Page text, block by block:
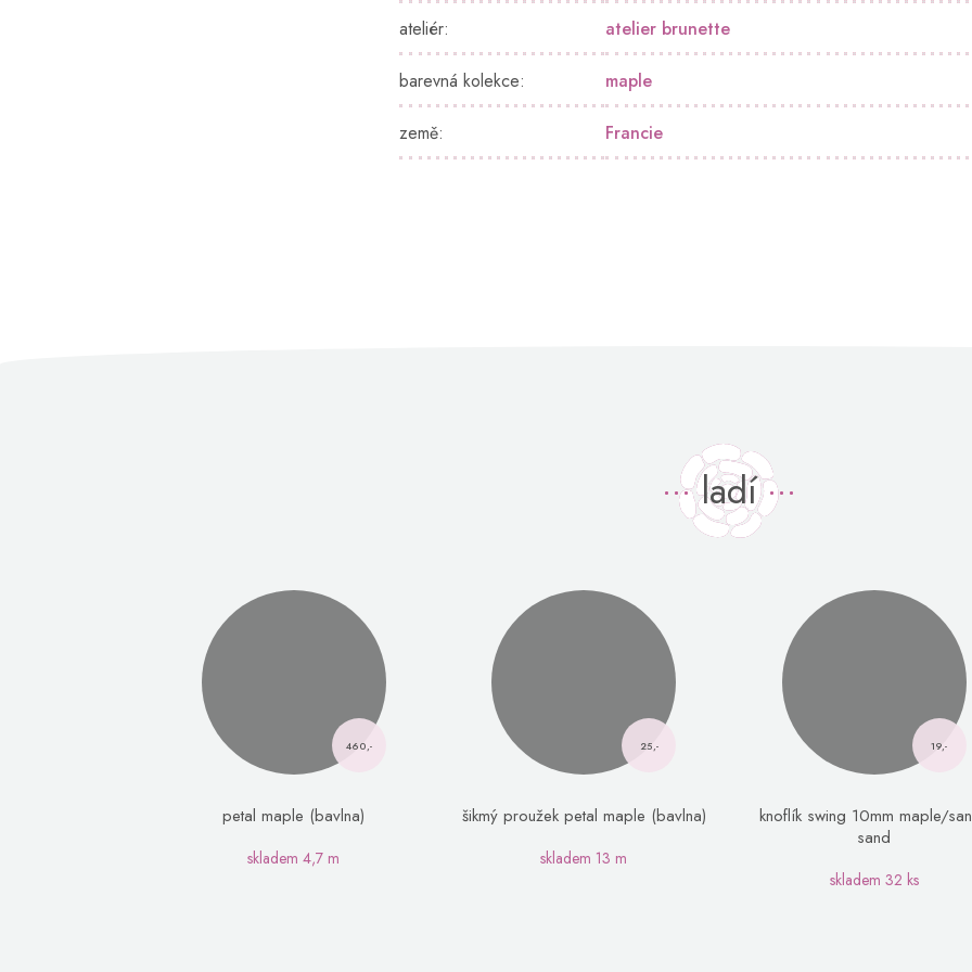
ateliér: atelier brunette
barevná kolekce: maple
země: Francie
ladí
460,-
petal maple (bavlna)
skladem4,7 m
25,-
šikmý proužek petal maple (bavlna)
skladem 13 m
19,-
knoflík swing 10mm maple/
sand
skladem 32 ks